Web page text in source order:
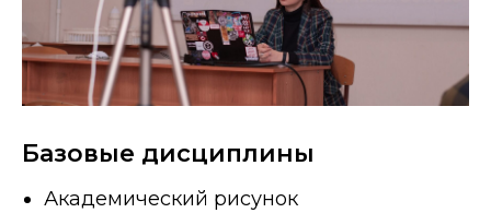
Базовые дисциплины
Академический рисунок